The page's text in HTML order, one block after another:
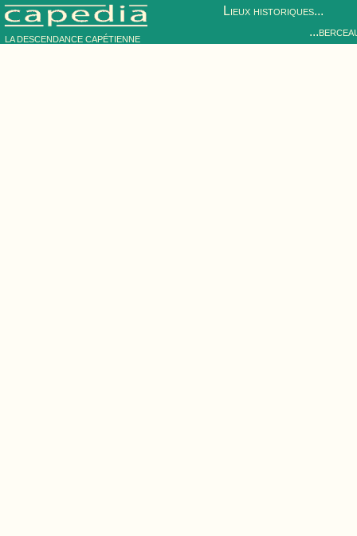
LA DESCENDANCE CAPÉTIENNE
Lieux historiques...